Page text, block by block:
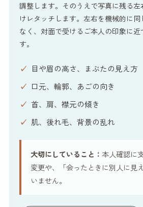
調整します。そのうえで写真に残る
けレタッチします。左右を機械的に
なく、対面で受けるご本人の印象に
す。
目や眉の高さ、まぶたの見え方
口元、輪郭、あごの向き
首、肩、襟元の傾き
肌、後れ毛、背景の乱れ
大切にしていること： 本人確認に
変更や、「会ったときに別人に見
いません。